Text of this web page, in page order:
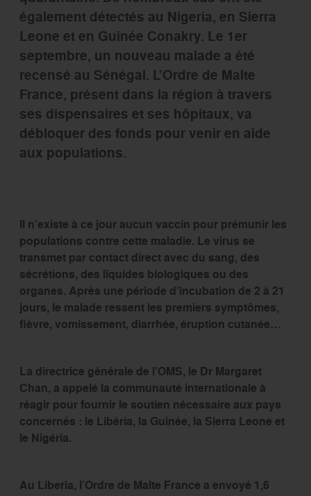
également détectés au Nigeria, en Sierra
Leone et en Guinée Conakry. Le 1er
septembre, un nouveau malade a été
recensé au Sénégal. L’Ordre de Malte
France, présent dans la région à travers
ses dispensaires et ses hôpitaux, va
débloquer des fonds pour venir en aide
aux populations.
Il n’existe à ce jour aucun vaccin pour prémunir les
populations contre cette maladie. Le virus se
transmet par contact direct avec du sang, des
sécrétions, des liquides biologiques ou des
organes. Après une période d’incubation de 2 à 21
jours, le malade ressent les premiers symptômes,
fièvre, vomissement, diarrhée, éruption cutanée…
La directrice générale de l’OMS, le Dr Margaret
Chan, a appelé la communauté internationale à
réagir pour fournir le soutien nécessaire aux pays
concernés : le Libéria, la Guinée, la Sierra Leone et
le Nigéria.
Au Liberia, l’Ordre de Malte France a envoyé 1,6